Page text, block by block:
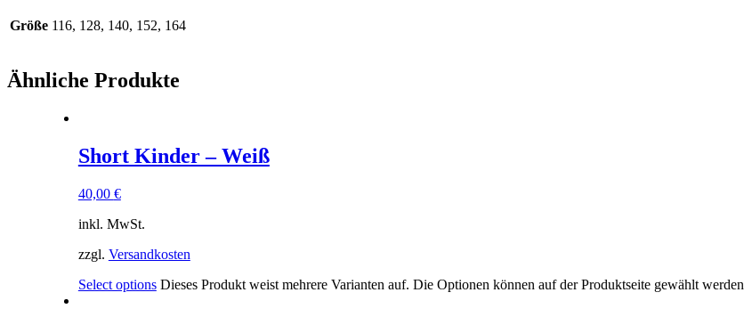
Größe 116, 128, 140, 152, 164
Ähnliche Produkte
Short Kinder – Weiß
40,00 €
inkl. MwSt.
zzgl. Versandkosten
Select options Dieses Produkt weist mehrere Varianten auf. Die Optionen können auf der Produktseite gewählt werden